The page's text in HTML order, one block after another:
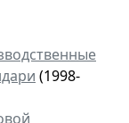
(1998-